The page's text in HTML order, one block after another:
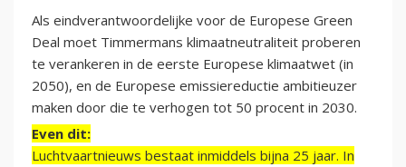
Als eindverantwoordelijke voor de Europese Green
Deal moet Timmermans klimaatneutraliteit proberen
te verankeren in de eerste Europese klimaatwet (in
2050), en de Europese emissiereductie ambitieuzer
maken door die te verhogen tot 50 procent in 2030.
Even dit:
Luchtvaartnieuws bestaat inmiddels bijna 25 jaar. In